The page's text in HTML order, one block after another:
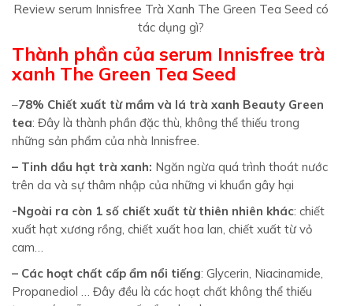
Review serum Innisfree Trà Xanh The Green Tea Seed có
tác dụng gì?
Thành phần của serum Innisfree trà
xanh The Green Tea Seed
–78% Chiết xuất từ mầm và lá trà xanh Beauty Green
tea: Đây là thành phần đặc thù, không thể thiếu trong
những sản phẩm của nhà Innisfree.
– Tinh dầu hạt trà xanh: Ngăn ngừa quá trình thoát nước
trên da và sự thâm nhập của những vi khuẩn gây hại
-Ngoài ra còn 1 số chiết xuất từ thiên nhiên khác: chiết
xuất hạt xương rồng, chiết xuất hoa lan, chiết xuất từ vỏ
cam…
– Các hoạt chất cấp ẩm nổi tiếng: Glycerin, Niacinamide,
Propanediol … Đây đều là các hoạt chất không thể thiếu